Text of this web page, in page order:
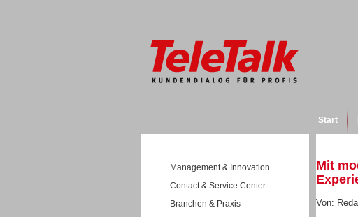
Start
Management & Innovation
Contact & Service Center
Branchen & Praxis
Mit
Von: